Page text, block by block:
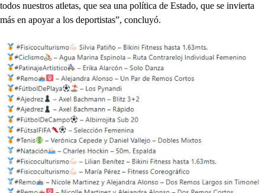
todos nuestros atletas, que sea una política de Estado, que se invierta
más en apoyar a los deportistas”, concluyó.